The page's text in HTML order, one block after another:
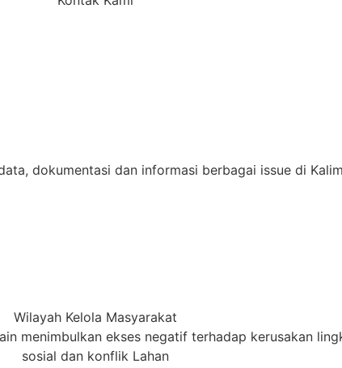
dokumentasi dan informasi berbagai issue di
Wilayah Kelola Masyarakat
menimbulkan ekses negatif terhadap kerusakan
sosial dan konflik Lahan